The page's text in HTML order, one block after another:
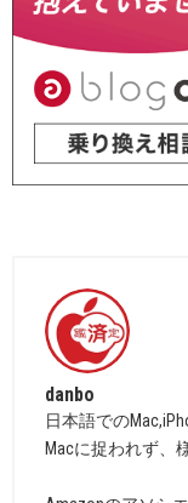
danbo
日本語での
Macに捉われず、